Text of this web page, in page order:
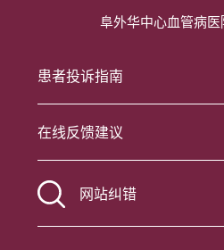
阜外华中心血管病
患者投诉指南
在线反馈建议
网站纠错